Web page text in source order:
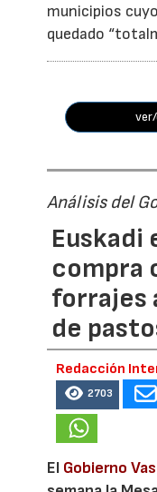
municipios
quedado
Análisis del
Euskadi
compra
forrajes
de
Redacción
2703
El Gobierno